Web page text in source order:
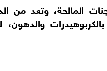
المالحة، وتعد من
والدهون،